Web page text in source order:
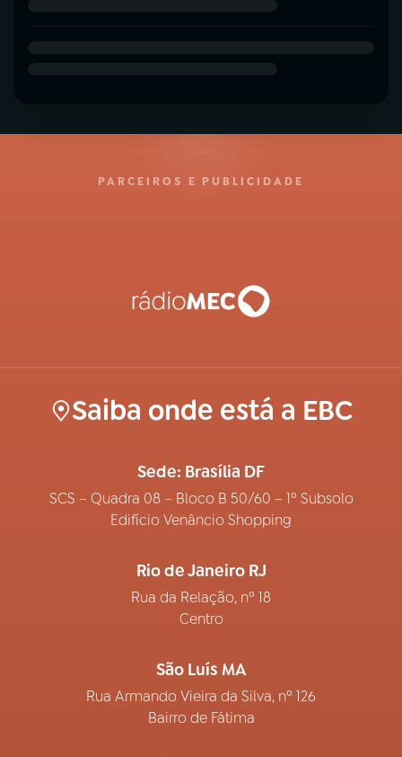
PARCEIROS E PUBLICIDADE
Saiba onde está a EBC
Sede: Brasília DF
SCS – Quadra 08 – Bloco B 50/60 – 1º Subsolo
Edifício Venâncio Shopping
Rio de Janeiro RJ
Rua da Relação, nº 18
Centro
São Luís MA
Rua Armando Vieira da Silva, nº 126
Bairro de Fátima